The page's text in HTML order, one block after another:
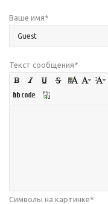
Ваше имя*
Текст сообщения*
Символы на картинке*